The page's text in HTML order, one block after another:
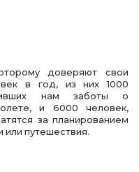
доверяют свои
в год, из них 1000
нам заботы о
и 6000 человек,
за планированием
или путешествия.